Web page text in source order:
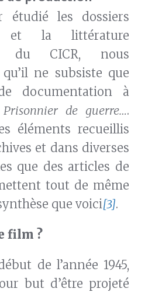
étudié les dossiers
et la littérature
du CICR, nous
ne subsiste que
documentation à
Prisonnier de guerre….
éléments recueillis
et dans diverses
que des articles de
tout de même
que voici[3].
film ?
de l’année 1945,
but d’être projeté